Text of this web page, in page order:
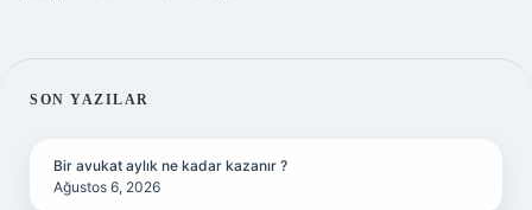
SIDEBAR
SON YAZILAR
Bir avukat aylık ne kadar kazanır ?
Ağustos 6, 2026